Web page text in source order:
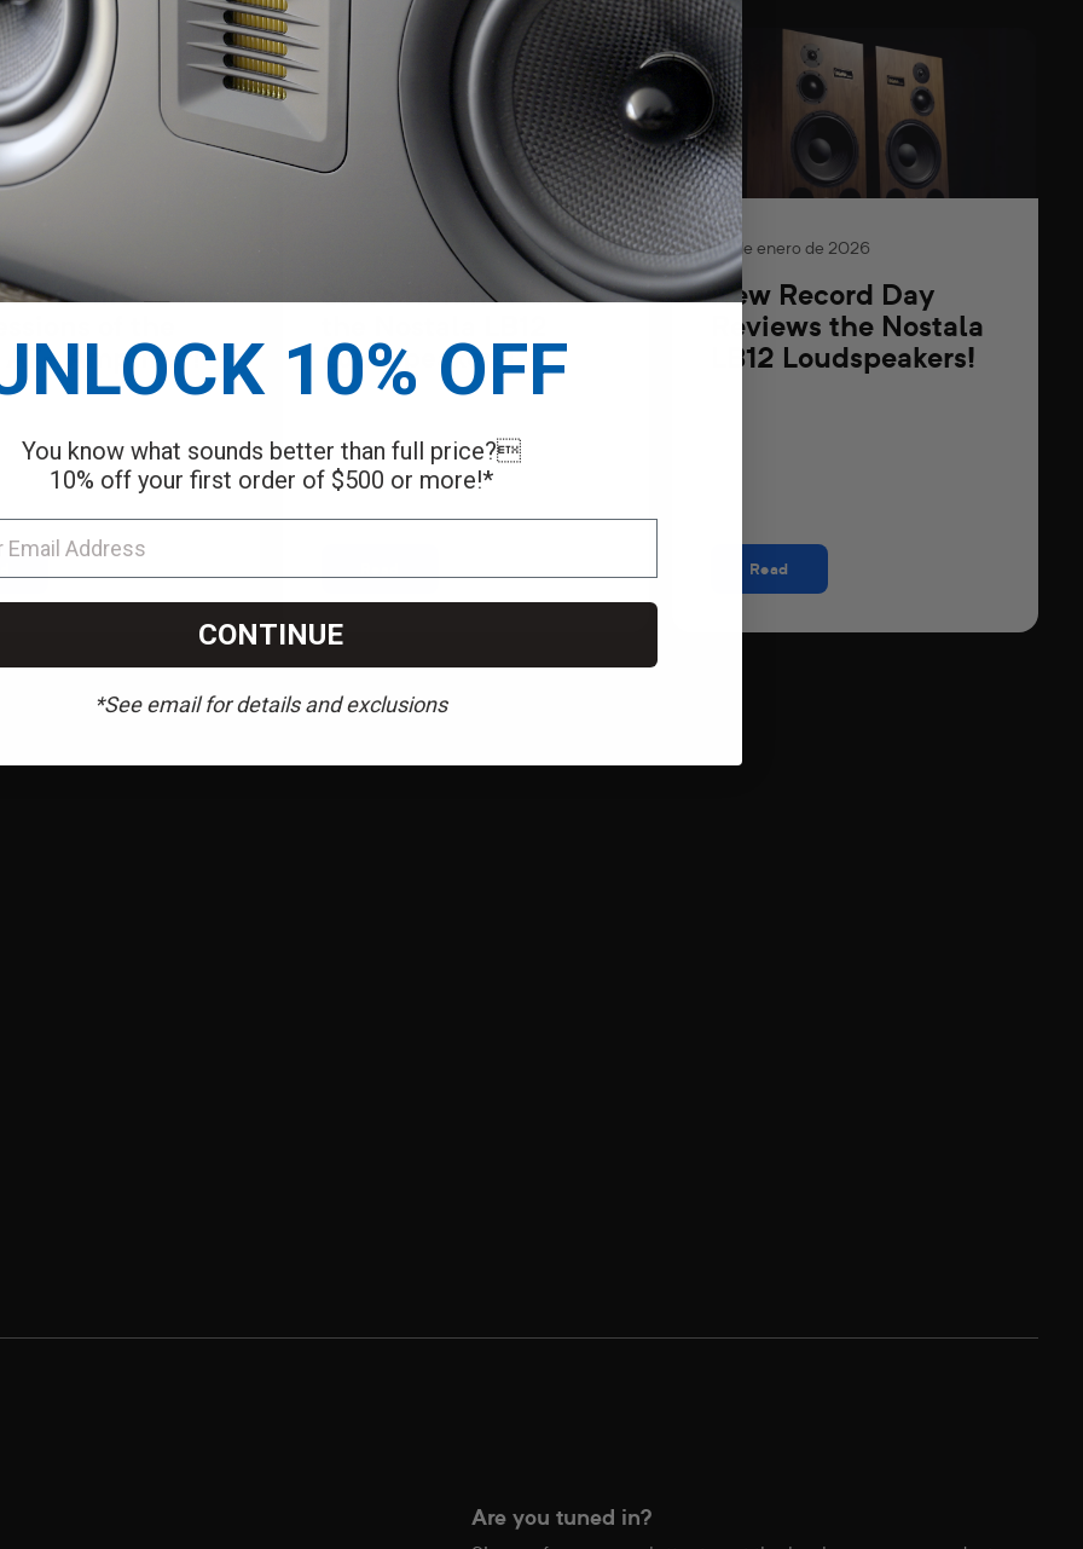
de 2026
Films first
A7+ Amplifier!
2 de febrero de 2026
Steve Huff Reviews
Loudspeakers!
28 de enero de 2026
New Record Day
Reviews the Nostala
LB12 Loudspeakers!
Read
Are you tuned in?
10% OFF
You know what sounds better than full price?
10% off your first order of $500 or more!*
CONTINUE
*See email for details and exclusions